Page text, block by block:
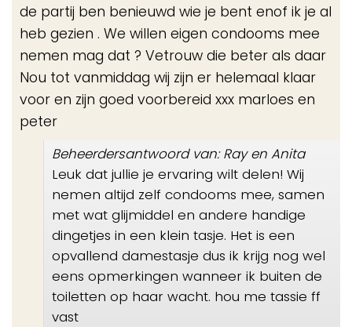
de partij ben benieuwd wie je bent enof ik je al
heb gezien . We willen eigen condooms mee
nemen mag dat ? Vetrouw die beter als daar
Nou tot vanmiddag wij zijn er helemaal klaar
voor en zijn goed voorbereid xxx marloes en
peter
Beheerdersantwoord van: Ray en Anita
Leuk dat jullie je ervaring wilt delen! Wij
nemen altijd zelf condooms mee, samen
met wat glijmiddel en andere handige
dingetjes in een klein tasje. Het is een
opvallend damestasje dus ik krijg nog wel
eens opmerkingen wanneer ik buiten de
toiletten op haar wacht. hou me tassie ff
vast